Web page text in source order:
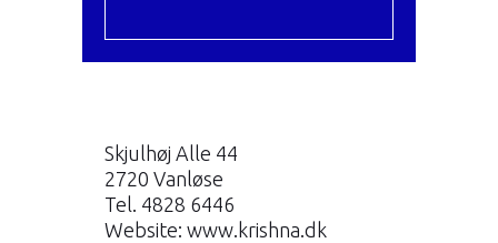
Skjulhøj Alle 44
2720 Vanløse
Tel. 4828 6446
Website: www.krishna.dk